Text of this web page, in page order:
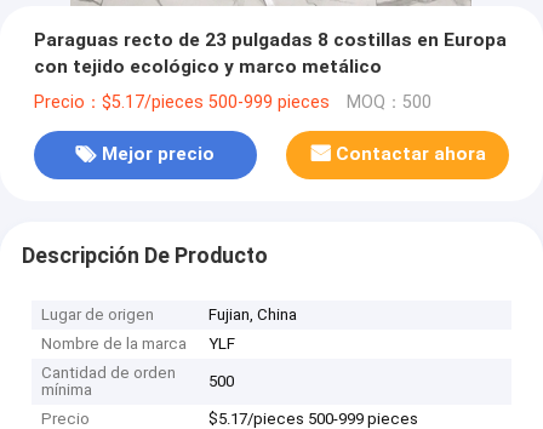
Paraguas recto de 23 pulgadas 8 costillas en Europa
con tejido ecológico y marco metálico
Precio：$5.17/pieces 500-999 pieces MOQ：500
Mejor precio Contactar ahora
Descripción De Producto
Lugar de origen
Fujian, China
Nombre de la marca
YLF
Cantidad de orden
mínima
500
Precio
$5.17/pieces 500-999 pieces